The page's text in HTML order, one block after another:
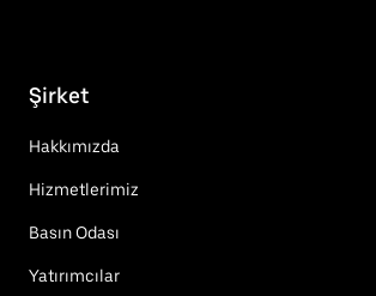
Şirket
Hakkımızda
Hizmetlerimiz
Basın Odası
Yatırımcılar